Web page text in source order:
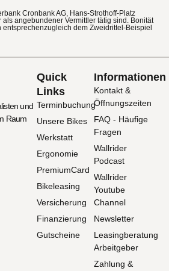
Cronbank AG, Hans-Strothoff-Platz
angebundener Vermittler tätig sind. Bonität
entsprechenzugleich dem Zweidrittel-Beispiel
und
Raum
Quick
Links
Terminbuchung
Unsere Bikes
Werkstatt
Ergonomie
PremiumCard
Bikeleasing
Versicherung
Finanzierung
Gutscheine
Informationen
Kontakt &
Öffnungszeiten
FAQ - Häufige
Fragen
Wallrider
Podcast
Wallrider
Youtube
Channel
Newsletter
Leasingberatung
Arbeitgeber
Zahlung &